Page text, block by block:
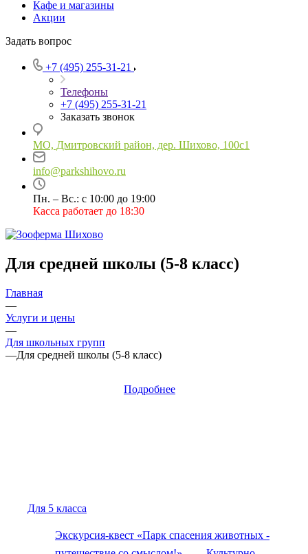
Кафе и магазины
Акции
Задать вопрос
+7 (495) 255-31-21
Телефоны
+7 (495) 255-31-21
Заказать звонок
МО, Дмитровский район, дер. Шихово, 100с1
info@parkshihovo.ru
Пн. – Вс.: с 10:00 до 19:00
Касса работает до 18:30
Для средней школы (5-8 класс)
Главная
—
Услуги и цены
—
Для школьных групп
—Для средней школы (5-8 класс)
Подробнее
Для 5 класса
Экскурсия-квест «Парк спасения животных -